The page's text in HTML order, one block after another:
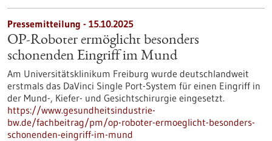
Pressemitteilung - 15.10.2025
OP-Roboter ermöglicht besonders
schonenden Eingriff im Mund
Am Universitätsklinikum Freiburg wurde deutschlandweit
erstmals das DaVinci Single Port-System für einen Eingriff in
der Mund-, Kiefer- und Gesichtschirurgie eingesetzt.
https://www.gesundheitsindustrie-
bw.de/fachbeitrag/pm/op-roboter-ermoeglicht-besonders-
schonenden-eingriff-im-mund